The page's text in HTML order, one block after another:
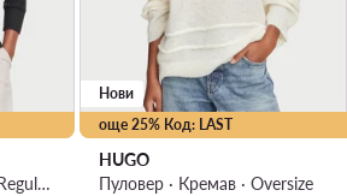
Пуловер · Тъмносив · Regular Fit
още 25% Код: LAST
Нови
HUGO
Пуловер · Кремав · Oversize